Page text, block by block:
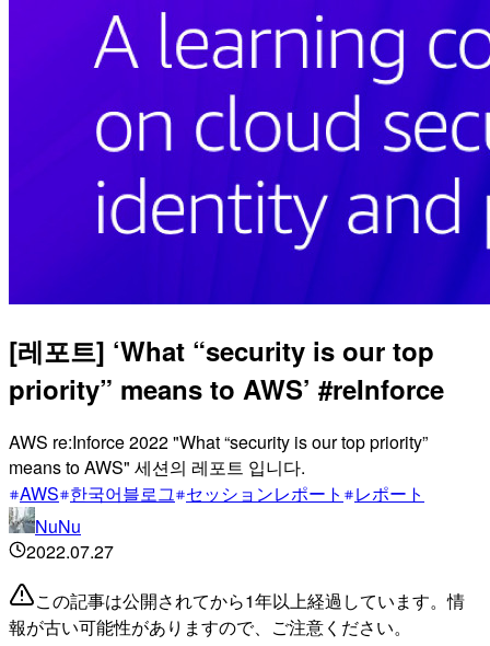
[레포트] ‘What “security is our top
priority” means to AWS’ #reInforce
AWS re:Inforce 2022 "What “security is our top priority”
means to AWS" 세션의 레포트 입니다.
AWS 한국어블로그 セッションレポート
レポート
NuNu
2022.07.27
この記事は公開されてから1年以上経過しています。情
報が古い可能性がありますので、ご注意ください。